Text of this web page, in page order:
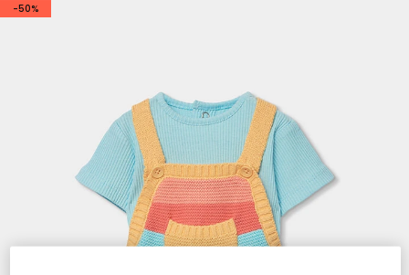
poursuit Commencer la
-50%